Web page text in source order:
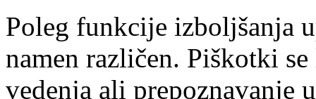
Poleg funkcije izboljšanja
namen različen. Piškotki
vedenja ali prepoznavanje